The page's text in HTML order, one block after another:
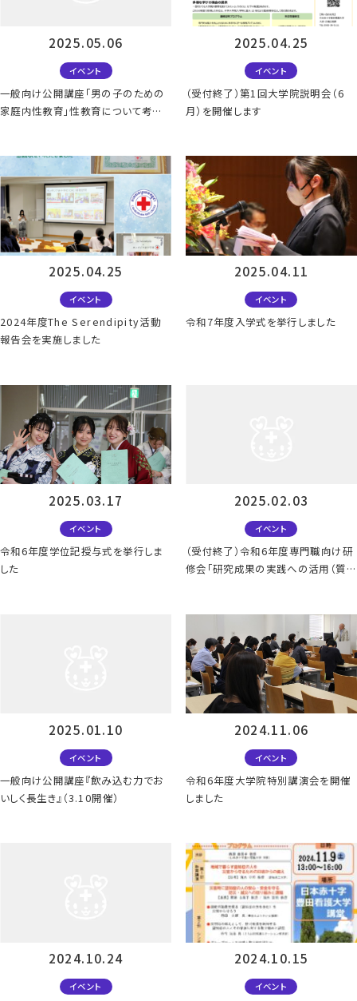
2025.05.06
イベント
一般向け公開講座「男の子のための
家庭内性教育」性教育について考え
2025.04.25
イベント
（受付終了）第1回大学院説明会（6
月）を開催します
2025.04.25
イベント
2024年度The Serendipity活動
報告会を実施しました
2025.04.11
イベント
令和7年度入学式を挙行しました
2025.03.17
イベント
令和6年度学位記授与式を挙行しま
した
2025.02.03
イベント
（受付終了）令和6年度専門職向け研
修会「研究成果の実践への活用（質的
2025.01.10
イベント
一般向け公開講座『飲み込む力でお
いしく長生き』（3.10開催）
2024.11.06
イベント
令和6年度大学院特別講演会を開催
しました
2024.10.24
イベント
2024.10.15
イベント